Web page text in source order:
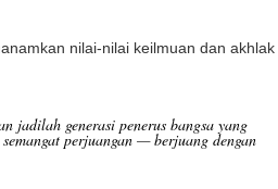
nilai-nilai keilmuan dan akhlak
jadilah generasi penerus bangsa yang
perjuangan — berjuang dengan